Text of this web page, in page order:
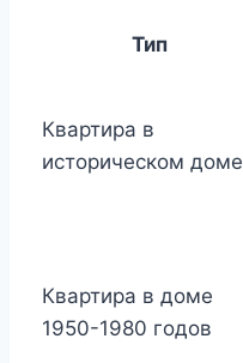
Тип
Квартира в
историческом доме
Квартира в доме
1950-1980 годов